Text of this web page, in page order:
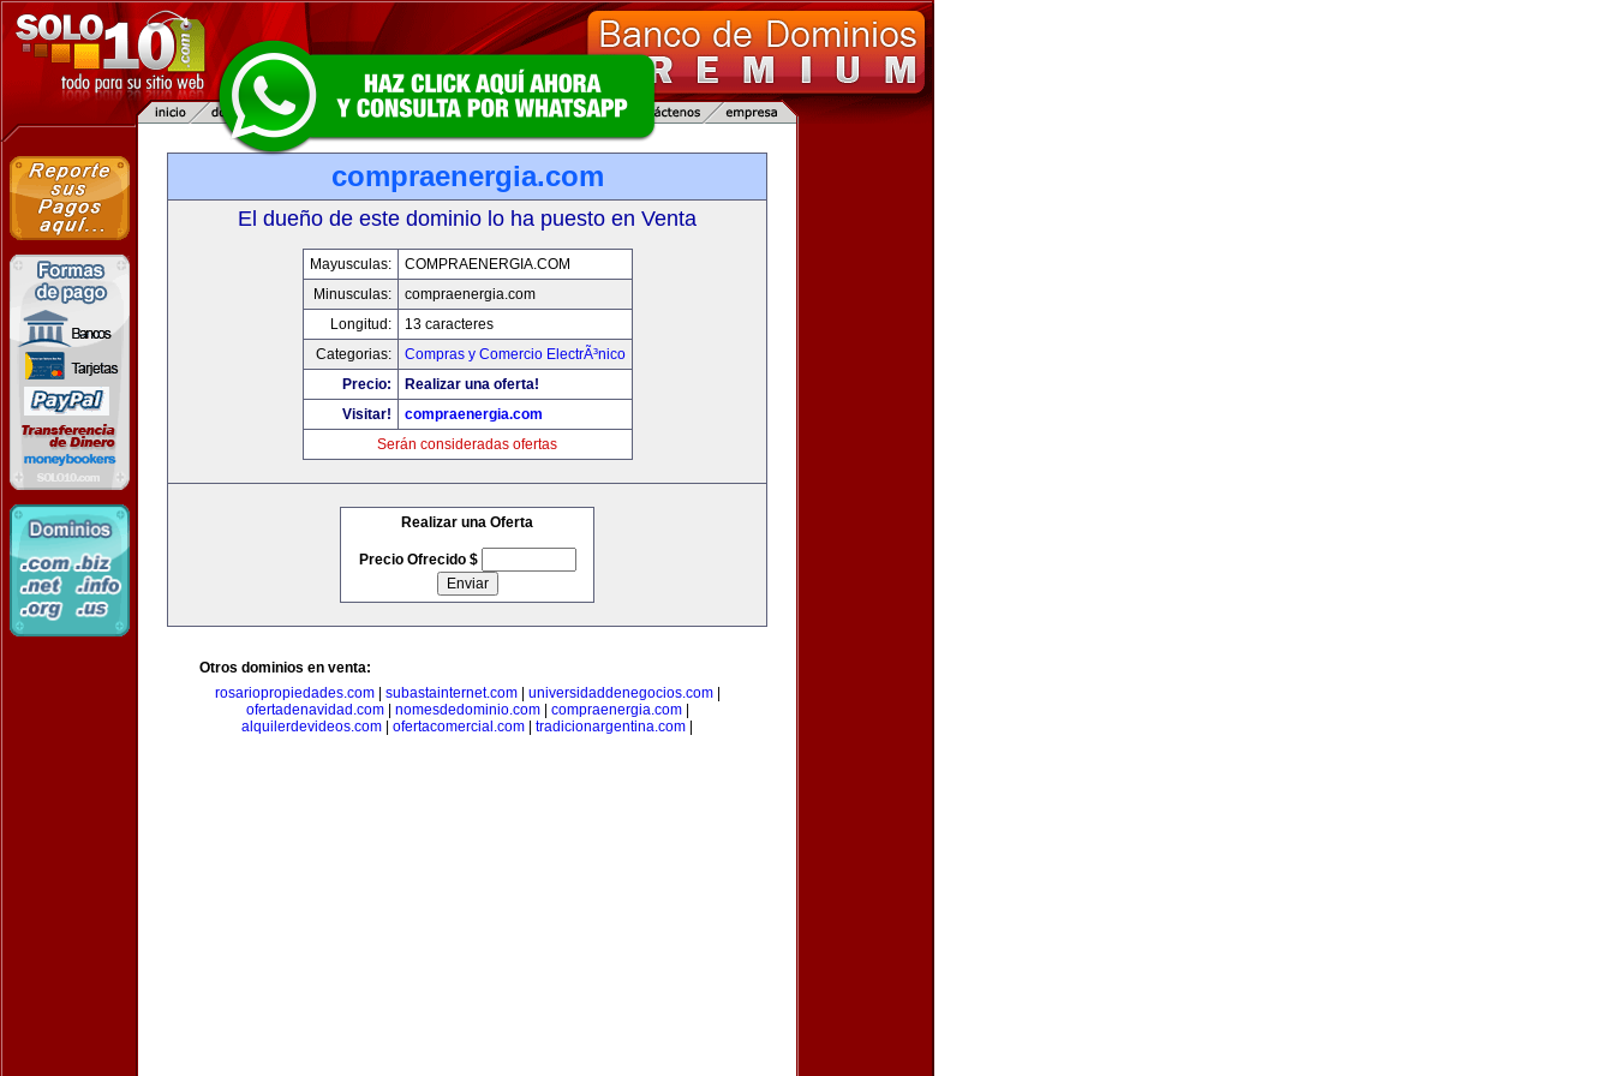
compraenergia.com
El dueño de este dominio lo ha puesto en Venta
Mayusculas:
COMPRAENERGIA.COM
Minusculas:
compraenergia.com
Longitud:
13 caracteres
Categorias:
Compras y Comercio ElectrÃ³nico
Precio:
Realizar una oferta!
Visitar!
compraenergia.com
Serán consideradas ofertas
Realizar una Oferta
Precio Ofrecido $
Otros dominios en venta:
rosariopropiedades.com| subastainternet.com| universidaddenegocios.com|
ofertadenavidad.com| nomesdedominio.com| compraenergia.com|
alquilerdevideos.com
ofertacomercial.com tradicionargentina.com